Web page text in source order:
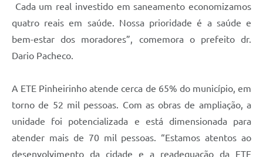
Cada um real investido em saneamento economizamos
quatro reais em saúde. Nossa prioridade é a saúde e
bem-estar dos moradores”, comemora o prefeito dr.
Dario Pacheco.
A ETE Pinheirinho atende cerca de 65% do município, em
torno de 52 mil pessoas. Com as obras de ampliação, a
unidade foi potencializada e está dimensionada para
atender mais de 70 mil pessoas. “Estamos atentos ao
desenvolvimento da cidade e a readequação da ETE